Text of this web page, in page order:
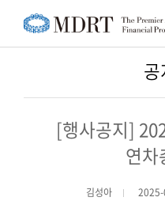
[행사공지]
연차
김성아